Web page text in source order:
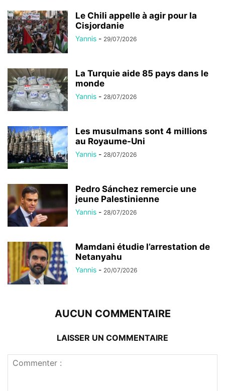
Le Chili appelle à agir pour la
Cisjordanie
Yannis - 29/07/2026
La Turquie aide 85 pays dans le
monde
Yannis - 28/07/2026
Les musulmans sont 4 millions
au Royaume-Uni
Yannis - 28/07/2026
Pedro Sánchez remercie une
jeune Palestinienne
Yannis - 28/07/2026
Mamdani étudie l’arrestation de
Netanyahu
Yannis - 20/07/2026
AUCUN COMMENTAIRE
LAISSER UN COMMENTAIRE